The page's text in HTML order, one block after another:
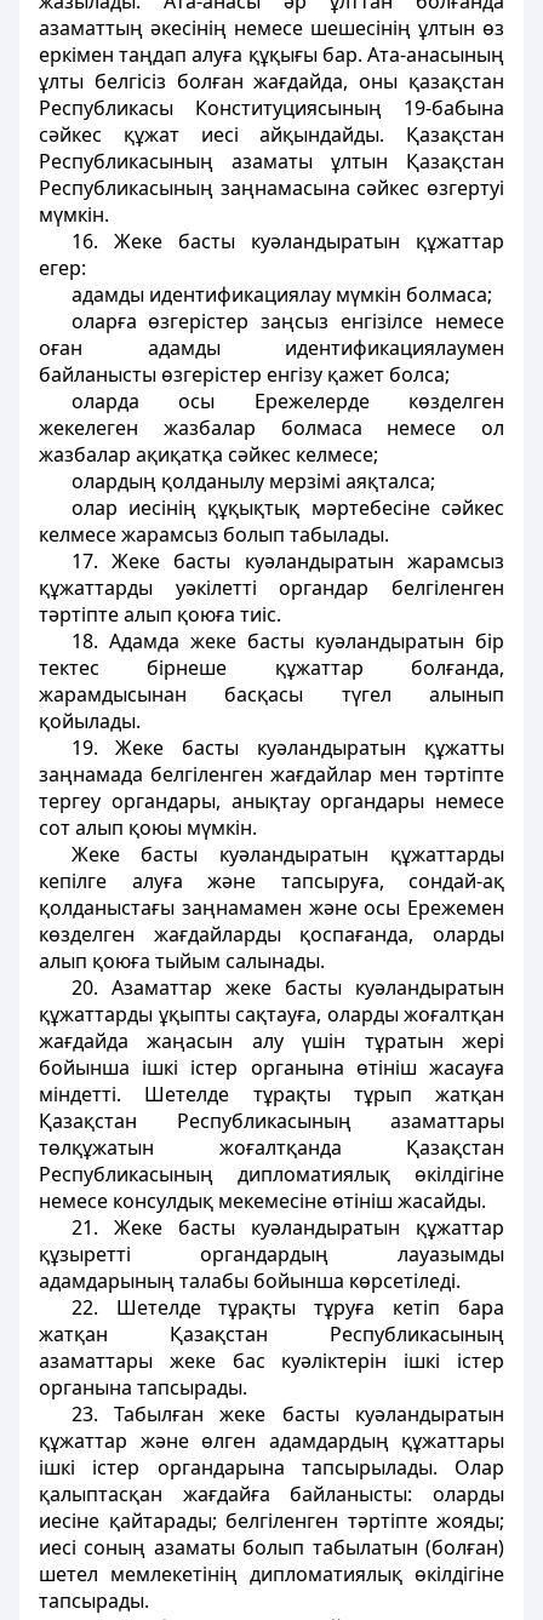
азаматтың әкесінің немесе шешесінің ұлтын өз
еркімен таңдап алуға құқығы бар. Ата-анасының
ұлты белгісіз болған жағдайда, оны қазақстан
Республикасы Конституциясының 19-бабына
сәйкес құжат иесі айқындайды. Қазақстан
Республикасының азаматы ұлтын Қазақстан
Республикасының заңнамасына сәйкес өзгертуі
мүмкін.
16. Жеке басты куәландыратын құжаттар
егер:
адамды идентификациялау мүмкін болмаса;
оларға өзгерістер заңсыз енгізілсе немесе
оған адамды идентификациялаумен
байланысты өзгерістер енгізу қажет болса;
оларда осы Ережелерде көзделген
жекелеген жазбалар болмаса немесе ол
жазбалар ақиқатқа сәйкес келмесе;
олардың қолданылу мерзімі аяқталса;
олар иесінің құқықтық мәртебесіне сәйкес
келмесе жарамсыз болып табылады.
17. Жеке басты куәландыратын жарамсыз
құжаттарды уәкілетті органдар белгіленген
тәртіпте алып қоюға тиіс.
18. Адамда жеке басты куәландыратын бір
тектес бірнеше құжаттар болғанда,
жарамдысынан басқасы түгел алынып
қойылады.
19. Жеке басты куәландыратын құжатты
заңнамада белгіленген жағдайлар мен тәртіпте
тергеу органдары, анықтау органдары немесе
сот алып қоюы мүмкін.
Жеке басты куәландыратын құжаттарды
кепілге алуға және тапсыруға, сондай-ақ
қолданыстағы заңнамамен және осы Ережемен
көзделген жағдайларды қоспағанда, оларды
алып қоюға тыйым салынады.
20. Азаматтар жеке басты куәландыратын
құжаттарды ұқыпты сақтауға, оларды жоғалтқан
жағдайда жаңасын алу үшін тұратын жері
бойынша ішкі істер органына өтініш жасауға
міндетті. Шетелде тұрақты тұрып жатқан
Қазақстан Республикасының азаматтары
төлқұжатын жоғалтқанда Қазақстан
Республикасының дипломатиялық өкілдігіне
немесе консулдық мекемесіне өтініш жасайды.
21. Жеке басты куәландыратын құжаттар
құзыретті органдардың лауазымды
адамдарының талабы бойынша көрсетіледі.
22. Шетелде тұрақты тұруға кетіп бара
жатқан Қазақстан Республикасының
азаматтары жеке бас куәліктерін ішкі істер
органына тапсырады.
23. Табылған жеке басты куәландыратын
құжаттар және өлген адамдардың құжаттары
ішкі істер органдарына тапсырылады. Олар
қалыптасқан жағдайға байланысты: оларды
иесіне қайтарады; белгіленген тәртіпте жояды;
иесі соның азаматы болып табылатын (болған)
шетел мемлекетінің дипломатиялық өкілдігіне
тапсырады.